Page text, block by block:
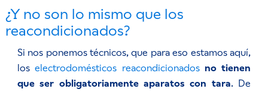
¿Y no son lo mismo que los
reacondicionados?
Si nos ponemos técnicos, que para eso estamos aquí,
loselectrodomésticos reacondicionados no tienen
que ser obligatoriamente aparatos con tara. De